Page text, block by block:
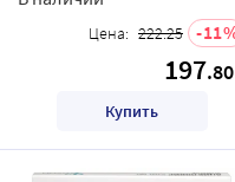
Цена: 222.25 11
197.80
Купить